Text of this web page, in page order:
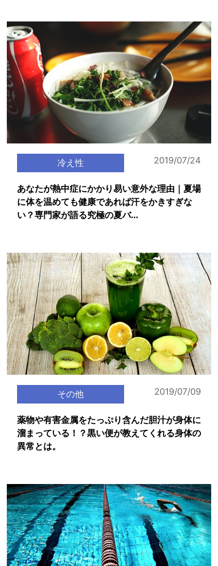
冷え性 2019/07/24
あなたが熱中症にかかり易い意外な理由｜夏場
に体を温めても健康であれば汗をかきすぎな
い？専門家が語る究極の夏バ...
その他 2019/07/09
薬物や有害金属をたっぷり含んだ胆汁が身体に
溜まっている！？黒い便が教えてくれる身体の
異常とは。